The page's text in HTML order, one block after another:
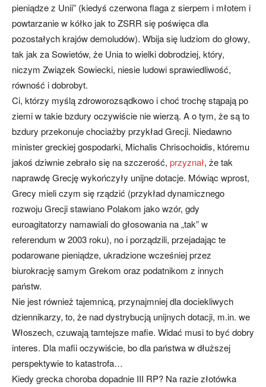
pieniądze z Unii” (kiedyś czerwona flaga z sierpem i młotem i
powtarzanie w kółko jak to ZSRR się poświęca dla
pozostałych krajów demoludów). Wbija się ludziom do głowy,
tak jak za Sowietów, że Unia to wielki dobrodziej, który,
niczym Związek Sowiecki, niesie ludowi sprawiedliwość,
równość i dobrobyt.
Ci, którzy myślą zdroworozsądkowo i choć trochę stąpają po
ziemi w takie bzdury oczywiście nie wierzą. A o tym, że są to
bzdury przekonuje chociażby przykład Grecji. Niedawno
minister greckiej gospodarki, Michalis Chrisochoidis, któremu
jakoś dziwnie zebrało się na szczerość, przyznał, że tak
naprawdę Grecję wykończyły unijne dotacje. Mówiąc wprost,
Grecy mieli czym się rządzić (przykład dynamicznego
rozwoju Grecji stawiano Polakom jako wzór, gdy
euroagitatorzy namawiali do głosowania na „tak” w
referendum w 2003 roku), no i porządzili, przejadając te
podarowane pieniądze, ukradzione wcześniej przez
biurokrację samym Grekom oraz podatnikom z innych
państw.
Nie jest również tajemnicą, przynajmniej dla dociekliwych
dziennikarzy, to, że nad dystrybucją unijnych dotacji, m.in. we
Włoszech, czuwają tamtejsze mafie. Widać musi to być dobry
interes. Dla mafii oczywiście, bo dla państwa w dłuższej
perspektywie to katastrofa…
Kiedy grecka choroba dopadnie III RP? Na razie złotówka